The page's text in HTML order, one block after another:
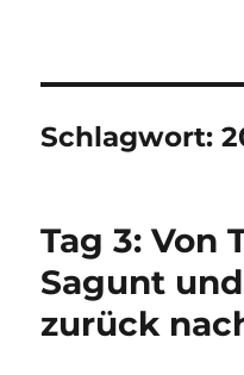
Schlagwort:
Tag 3: Von
Sagunt
zurück